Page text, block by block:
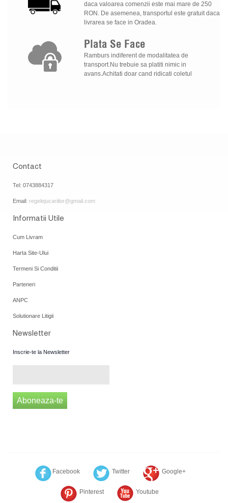
daca valoarea comenzii este mai mare de 250
RON. De asemenea, transportul este gratuit daca
livrarea se face in Oradea.
Plata Se Face
Ramburs indiferent de modalitatea de
transport.Nu trebuie sa platiti nimic in
avans.Achitati doar cand ridicati coletul
Contact
Tel: 0743884317
Email: regelejucariilor@gmail.com
Informatii Utile
Cum Livram
Harta Site-Ului
Termeni Si Conditii
Parteneri
ANPC
Solutionare Litigii
Newsletter
Inscrie-te la Newsletter
Aboneaza-te
Facebook Twitter Google+
Pinterest Youtube